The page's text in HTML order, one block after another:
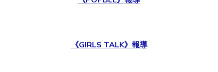
《GIRLS TALK》報導